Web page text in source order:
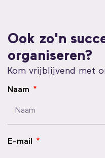
Ook zo'n
organiseren?
Kom vrijblijvend met
Naam
E-mail